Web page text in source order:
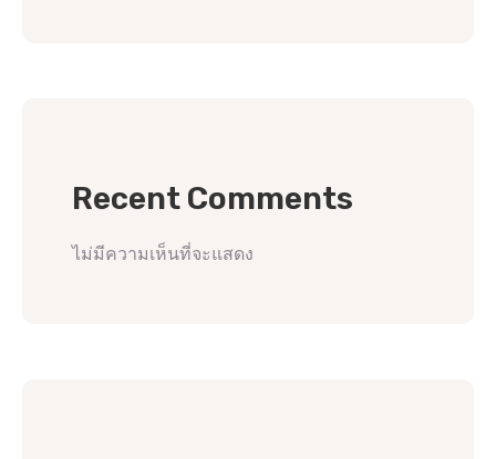
Recent Comments
ไม่มีความเห็นที่จะแสดง